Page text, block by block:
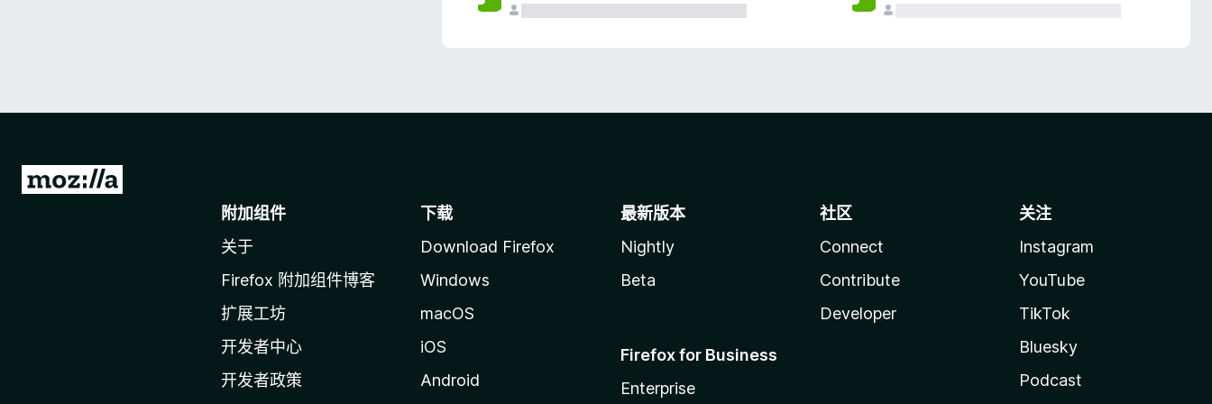
转
附加组件
关于
Firefox 附加组件博客
扩展工坊
开发者中心
开发者政策
下载
Download Firefox
Windows
macOS
iOS
Android
最新版本
Nightly
Beta
Firefox for Business
Enterprise
社区
Connect
Contribute
Developer
关注
Instagram
YouTube
TikTok
Bluesky
Podcast